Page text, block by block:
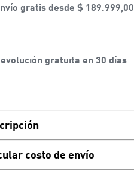
gratis desde $ 189.999,00
gratuita en 30 días
costo de envío